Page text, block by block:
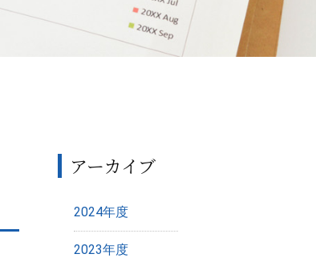
アーカイブ
2024年度
2023年度